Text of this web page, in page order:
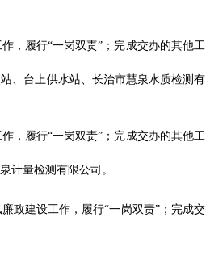
，履行“一岗双责”；完成交办的其他工
、台上供水站、长治市慧泉水质检测有
，履行“一岗双责”；完成交办的其他工
计量检测有限公司 。
政建设工作，履行“一岗双责”；完成交